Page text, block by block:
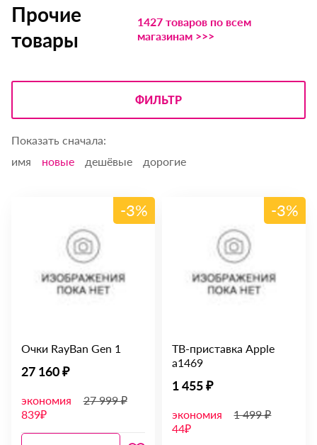
Прочие
товары
1427 товаров по всем
магазинам >>>
ФИЛЬТР
Показать сначала:
имя
новые дешёвые дорогие
-3%
Очки RayBan Gen 1
27 160 ₽
экономия
839₽
27 999 ₽
-3%
ТВ-приставка Apple
a1469
1 455 ₽
экономия
44₽
1 499 ₽